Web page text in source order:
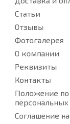
Статьи
Отзывы
Фотогалерея
О компании
Реквизиты
Контакты
Положение
Соглашение